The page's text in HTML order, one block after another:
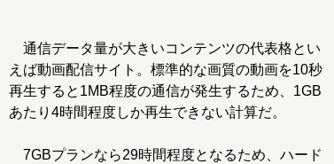
通信データ量が大きいコンテンツの代表格とい
えば動画配信サイト。標準的な画質の動画を10秒
再生すると1MB程度の通信が発生するため、1GB
あたり4時間程度しか再生できない計算だ。
7GBプランなら29時間程度となるため、ハード